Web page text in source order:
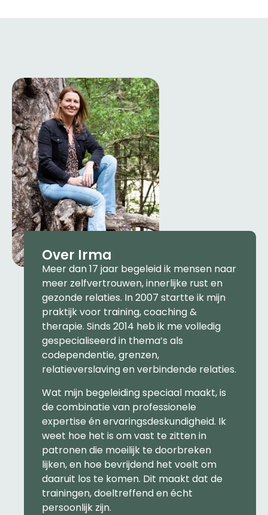
Over Irma
Meer dan 17 jaar begeleid ik mensen naar
meer zelfvertrouwen, innerlijke rust en
gezonde relaties. In 2007 startte ik mijn
praktijk voor training, coaching &
therapie. Sinds 2014 heb ik me volledig
gespecialiseerd in thema’s als
codependentie, grenzen,
relatieverslaving en verbindende relaties.
Wat mijn begeleiding speciaal maakt, is
de combinatie van professionele
expertise én ervaringsdeskundigheid. Ik
weet hoe het is om vast te zitten in
patronen die moeilijk te doorbreken
lijken, en hoe bevrijdend het voelt om
daaruit los te komen. Dit maakt dat de
trainingen, doeltreffend en écht
persoonlijk zijn.